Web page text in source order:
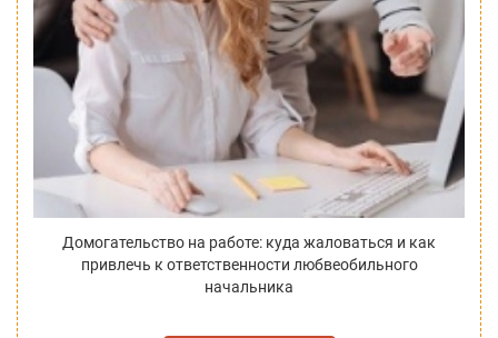
Домогательство на работе: куда жаловаться и как
привлечь к ответственности любвеобильного
начальника